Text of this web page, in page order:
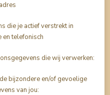
die je actief verstrekt in
en telefonisch
die wij verwerken:
bijzondere en/of gevoelige
van jou: